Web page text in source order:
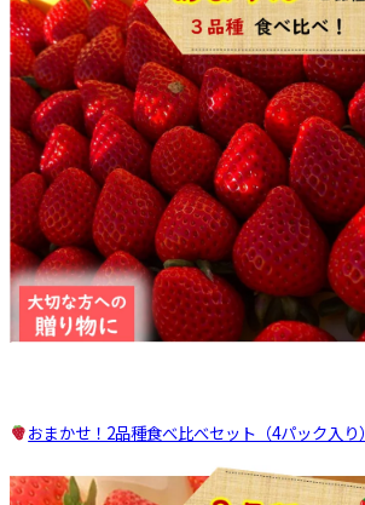
おまかせ！2品種食べ比べセット（4パック入り）